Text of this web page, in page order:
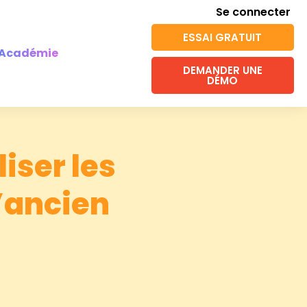
Se connecter
ESSAI GRATUIT
DEMANDER UNE
DÉMO
les